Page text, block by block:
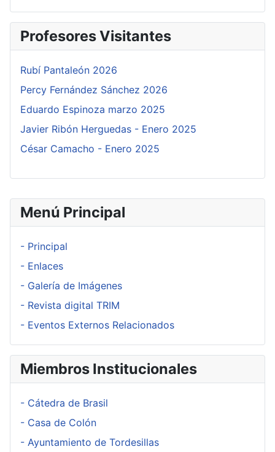
Menú Principal
- Principal
- Enlaces
- Galería de Imágenes
- Revista digital TRIM
- Eventos Externos Relacionados
Miembros Institucionales
- Cátedra de Brasil
- Casa de Colón
- Ayuntamiento de Tordesillas
Profesores Visitantes
Rubí Pantaleón 2026
Percy Fernández Sánchez 2026
Eduardo Espinoza marzo 2025
Javier Ribón Herguedas - Enero 2025
César Camacho - Enero 2025